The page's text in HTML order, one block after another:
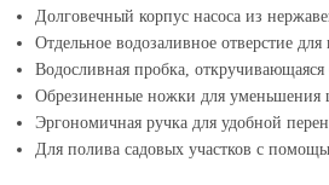
Долговечный корпус насоса из
Отдельное водозаливное отверстие
Водосливная пробка,
Обрезиненные ножки для уменьшения
Эргономичная ручка для удобной
Для полива садовых участков с